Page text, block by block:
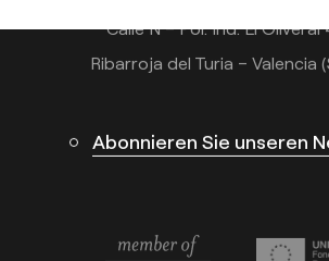
Calle N – Pol. Ind. El
Ribarroja del Turia – Valencia
Abonnieren Sie unseren